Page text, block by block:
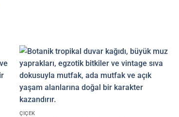
M² FIYATI
ÇIÇEK